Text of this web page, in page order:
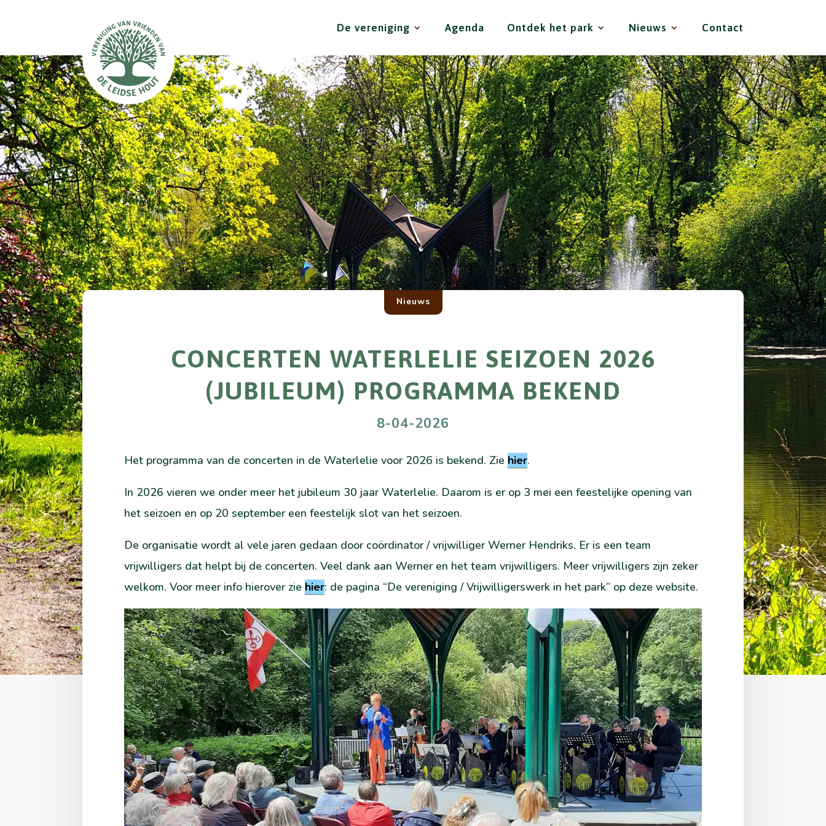
De vereniging Agenda Ontdek het park Nieuws Contact
Nieuws
CONCERTEN WATERLELIE SEIZOEN 2026
(JUBILEUM) PROGRAMMA BEKEND
8-04-2026
Het programma van de concerten in de Waterlelie voor 2026 is bekend. Zie hier.
In 2026 vieren we onder meer het jubileum 30 jaar Waterlelie. Daarom is er op 3 mei een feestelijke opening van
het seizoen en op 20 september een feestelijk slot van het seizoen.
De organisatie wordt al vele jaren gedaan door coördinator / vrijwilliger Werner Hendriks. Er is een team
vrijwilligers dat helpt bij de concerten. Veel dank aan Werner en het team vrijwilligers. Meer vrijwilligers zijn zeker
welkom. Voor meer info hierover zie hier: de pagina “De vereniging / Vrijwilligerswerk in het park” op deze website.